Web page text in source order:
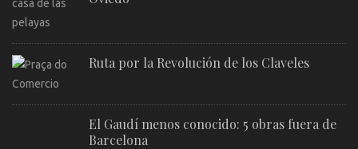
Ruta por la Revolución de los Claveles
El Gaudí menos conocido: 5 obras fuera de
Barcelona